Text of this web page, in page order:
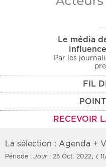
Le média
Par les
FIL
RECEVOIR
La sélection : Agenda +
Période : Jour : 25 Oct. 2022, (